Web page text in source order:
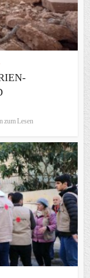
zum Lesen